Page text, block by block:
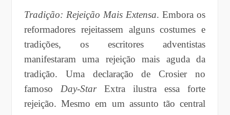
Tradição: Rejeição Mais Extensa. Embora os
reformadores rejeitassem alguns costumes e
tradições, os escritores adventistas
manifestaram uma rejeição mais aguda da
tradição. Uma declaração de Crosier no
famoso Day-StarExtra ilustra essa forte
rejeição. Mesmo em um assunto tão central